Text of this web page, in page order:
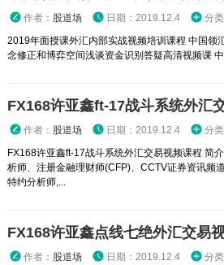
外汇课程
高校课程
作者： 股道场 日期：2019.12.4 分类
2019年面授课外汇内部实战视频培训课程 中国领
念修正和博弈空间浅谈资金识别答疑高清视频课
FX168许亚鑫ft-17战斗系统外汇
作者： 股道场 日期：2019.12.4 分类
FX168许亚鑫ft-17战斗系统外汇交易视频课程 简
析师、注册金融理财师(CFP)、CCTV证券资讯频
特约分析师,...
FX168许亚鑫点线七绝外汇交易
作者： 股道场 日期：2019.12.4 分类